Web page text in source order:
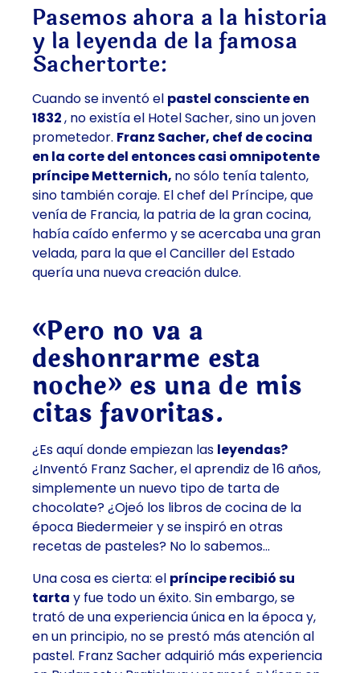
Pasemos ahora a la historia
y la leyenda de la famosa
Sachertorte:
Cuando se inventó el pastel consciente en
1832, no existía el Hotel Sacher, sino un joven
prometedor. Franz Sacher, chef de cocina
en la corte del entonces casi omnipotente
príncipe Metternich, no sólo tenía talento,
sino también coraje. El chef del Príncipe, que
venía de Francia, la patria de la gran cocina,
había caído enfermo y se acercaba una gran
velada, para la que el Canciller del Estado
quería una nueva creación dulce.
«Pero no va a
deshonrarme esta
noche» es una de mis
citas favoritas.
¿Es aquí donde empiezan las leyendas?
¿Inventó Franz Sacher, el aprendiz de 16 años,
simplemente un nuevo tipo de tarta de
chocolate? ¿Ojeó los libros de cocina de la
época Biedermeier y se inspiró en otras
recetas de pasteles? No lo sabemos…
Una cosa es cierta: el príncipe recibió su
tarta y fue todo un éxito. Sin embargo, se
trató de una experiencia única en la época y,
en un principio, no se prestó más atención al
pastel. Franz Sacher adquirió más experiencia